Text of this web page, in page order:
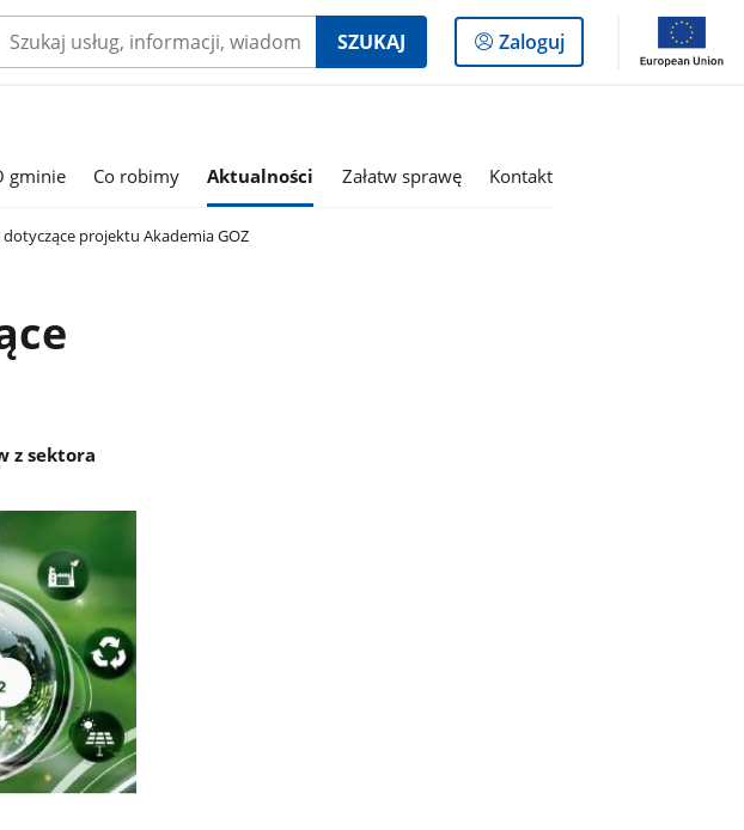
SZUKAJ
Logowanie
do
Zaloguj
gminie Co robimy Aktualności Załatw sprawę Kontakt
projektu Akademia GOZ
z sektora